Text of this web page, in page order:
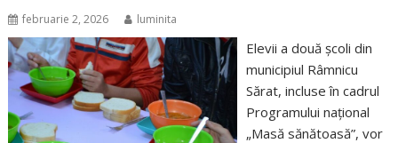
februarie 2, 2026 luminita
Elevii a două școli din
municipiul Râmnicu
Sărat, incluse în cadrul
Programului național
„Masă sănătoasă”, vor